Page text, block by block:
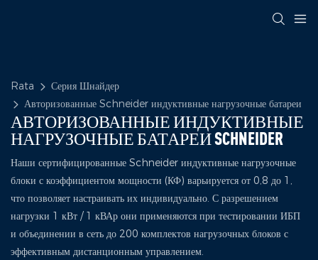
Rata
Серия Шнайдер
Авторизованные Schneider индуктивные нагрузочные батареи
АВТОРИЗОВАННЫЕ ИНДУКТИВНЫЕ
НАГРУЗОЧНЫЕ БАТАРЕИ SCHNEIDER
Наши сертифицированные Schneider индуктивные нагрузочные
блоки с коэффициентом мощности (КФ) варьируется от 0,8 до 1,
что позволяет настраивать их индивидуально. С разрешением
нагрузки 1 кВт / 1 кВАр они применяются при тестировании ИБП
и объединении в сеть до 200 комплектов нагрузочных блоков с
эффективным дистанционным управлением.